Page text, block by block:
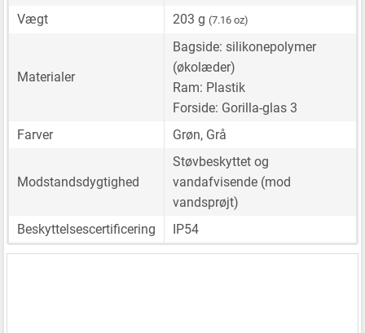
Vægt 203 g (7.16 oz)
Materialer
Bagside: silikonepolymer
(økolæder)
Ram: Plastik
Forside: Gorilla-glas 3
Farver
Grøn, Grå
Modstandsdygtighed
Støvbeskyttet og
vandafvisende (mod
vandsprøjt)
Beskyttelsescertificering
IP54